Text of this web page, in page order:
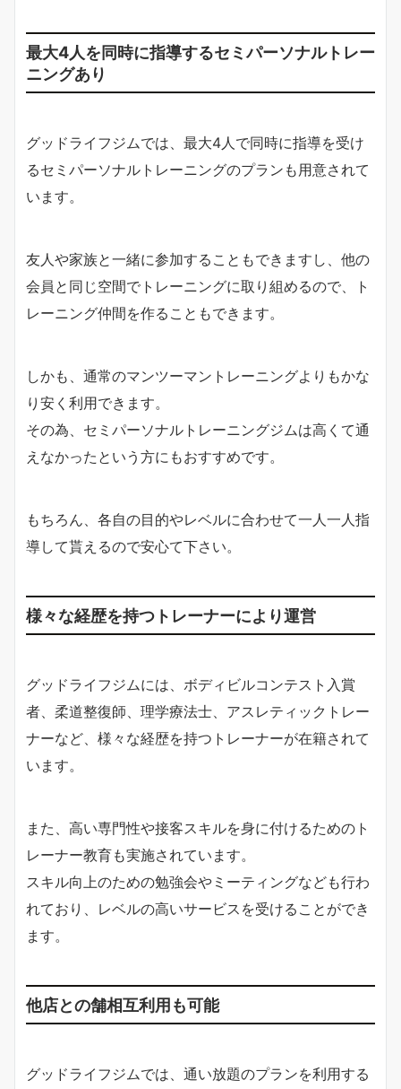
最大4人を同時に指導するセミパーソナルトレー
ニングあり
グッドライフジムでは、最大4人で同時に指導を受け
るセミパーソナルトレーニングのプランも用意されて
います。
友人や家族と一緒に参加することもできますし、他の
会員と同じ空間でトレーニングに取り組めるので、ト
レーニング仲間を作ることもできます。
しかも、通常のマンツーマントレーニングよりもかな
り安く利用できます。
その為、セミパーソナルトレーニングジムは高くて通
えなかったという方にもおすすめです。
もちろん、各自の目的やレベルに合わせて一人一人指
導して貰えるので安心て下さい。
様々な経歴を持つトレーナーにより運営
グッドライフジムには、ボディビルコンテスト入賞
者、柔道整復師、理学療法士、アスレティックトレー
ナーなど、様々な経歴を持つトレーナーが在籍されて
います。
また、高い専門性や接客スキルを身に付けるためのト
レーナー教育も実施されています。
スキル向上のための勉強会やミーティングなども行わ
れており、レベルの高いサービスを受けることができ
ます。
他店との舗相互利用も可能
グッドライフジムでは、通い放題のプランを利用する